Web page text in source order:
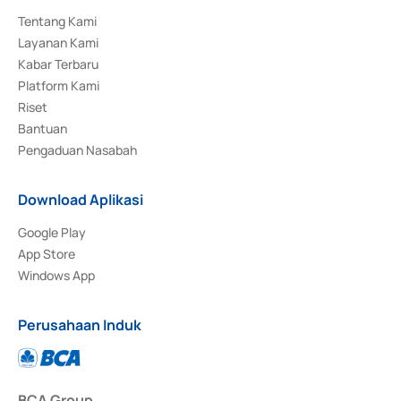
Tentang Kami
Layanan Kami
Kabar Terbaru
Platform Kami
Riset
Bantuan
Pengaduan Nasabah
Download Aplikasi
Google Play
App Store
Windows App
Perusahaan Induk